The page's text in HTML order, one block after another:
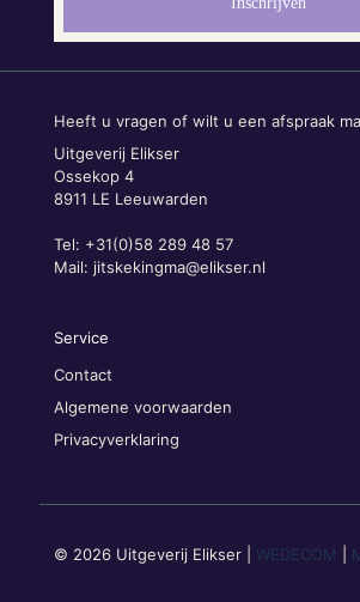
Heeft u vragen of wilt u een afspraak
Uitgeverij Elikser
Ossekop 4
8911 LE Leeuwarden
Tel: +31(0)58 289 48 57
Mail: jitskekingma@elikser.nl
Service
Contact
Algemene voorwaarden
Privacyverklaring
© 2026 Uitgeverij Elikser | WEDECOM